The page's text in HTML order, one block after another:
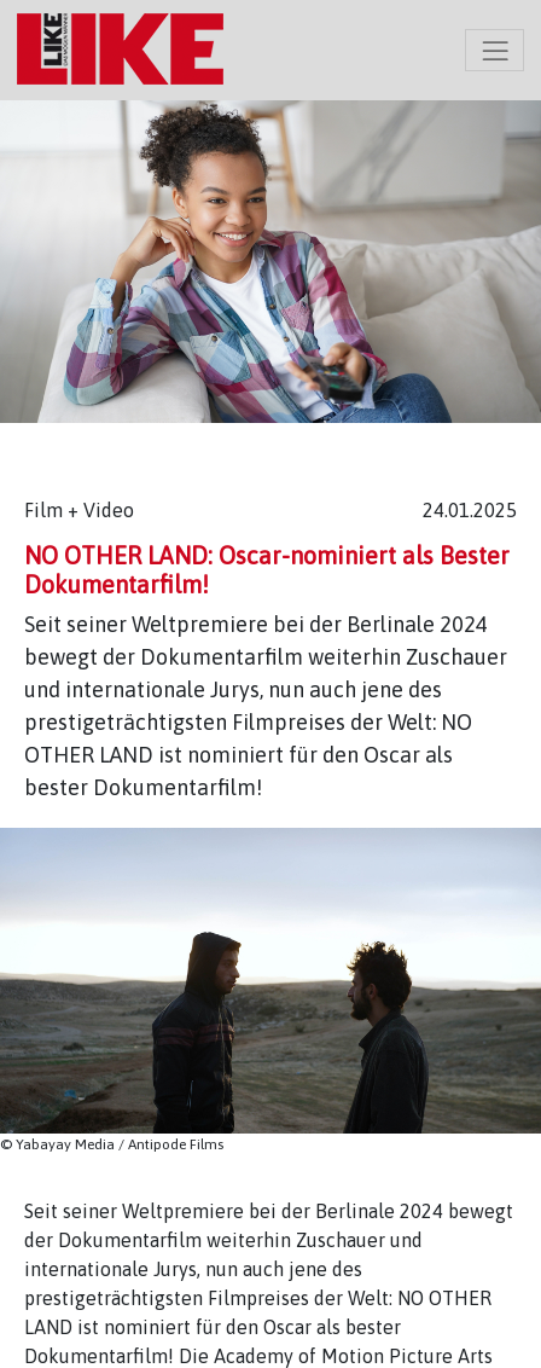
Film + Video 24.01.2025
NO OTHER LAND: Oscar-nominiert als Bester
Dokumentarfilm!
Seit seiner Weltpremiere bei der Berlinale 2024
bewegt der Dokumentarfilm weiterhin Zuschauer
und internationale Jurys, nun auch jene des
prestigeträchtigsten Filmpreises der Welt: NO
OTHER LAND ist nominiert für den Oscar als
bester Dokumentarfilm!
© Yabayay Media / Antipode Films
Seit seiner Weltpremiere bei der Berlinale 2024 bewegt
der Dokumentarfilm weiterhin Zuschauer und
internationale Jurys, nun auch jene des
prestigeträchtigsten Filmpreises der Welt: NO OTHER
LAND ist nominiert für den Oscar als bester
Dokumentarfilm! Die Academy of Motion Picture Arts